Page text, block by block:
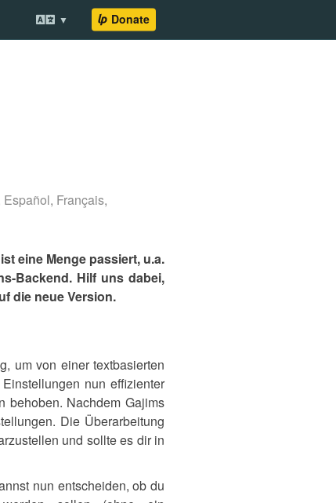
Español, Français,
eine Menge passiert, u.a.
Backend. Hilf uns dabei,
die neue Version.
um von einer textbasierten
nun effizienter
behoben. Nachdem Gajims
Die Überarbeitung
und sollte es dir in
nun entscheiden, ob du